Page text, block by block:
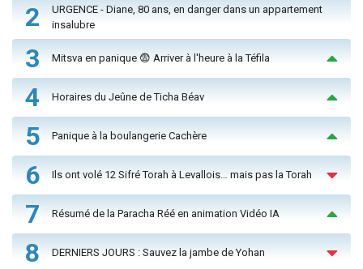
2
URGENCE - Diane, 80 ans, en danger dans un appartement
insalubre
3 Mitsva en panique 😨 Arriver à l'heure à la Téfila
4 Horaires du Jeûne de Ticha Béav
5 Panique à la boulangerie Cachère
6 Ils ont volé 12 Sifré Torah à Levallois… mais pas la Torah
7 Résumé de la Paracha Réé en animation Vidéo IA
8 DERNIERS JOURS : Sauvez la jambe de Yohan